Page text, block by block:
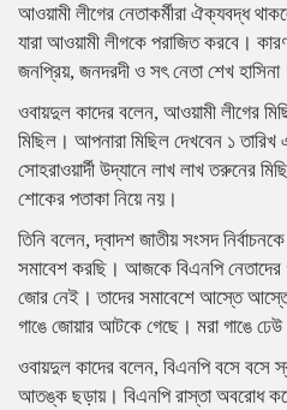
আওয়ামী লীগের নেতাকর্মীরা ঐক্যবদ্ধ
যারা আওয়ামী লীগকে পরাজিত করবে।
জনপ্রিয়, জনদরদী ও সৎ নেতা শেখ
ওবায়দুল কাদের বলেন, আওয়ামী লীগের
মিছিল। আপনারা মিছিল দেখবেন ১ তারিখ
সোহরাওয়ার্দী উদ্যানে লাখ লাখ তরুনের
শোকের পতাকা নিয়ে নয়।
তিনি বলেন, দ্বাদশ জাতীয় সংসদ
সমাবেশ করছি। আজকে বিএনপি
জোর নেই। তাদের সমাবেশে আস্তে
গাঙে জোয়ার আটকে গেছে। মরা গাঙে
ওবায়দুল কাদের বলেন, বিএনপি বসে বসে
আতঙ্ক ছড়ায়। বিএনপি রাস্তা অবরোধ